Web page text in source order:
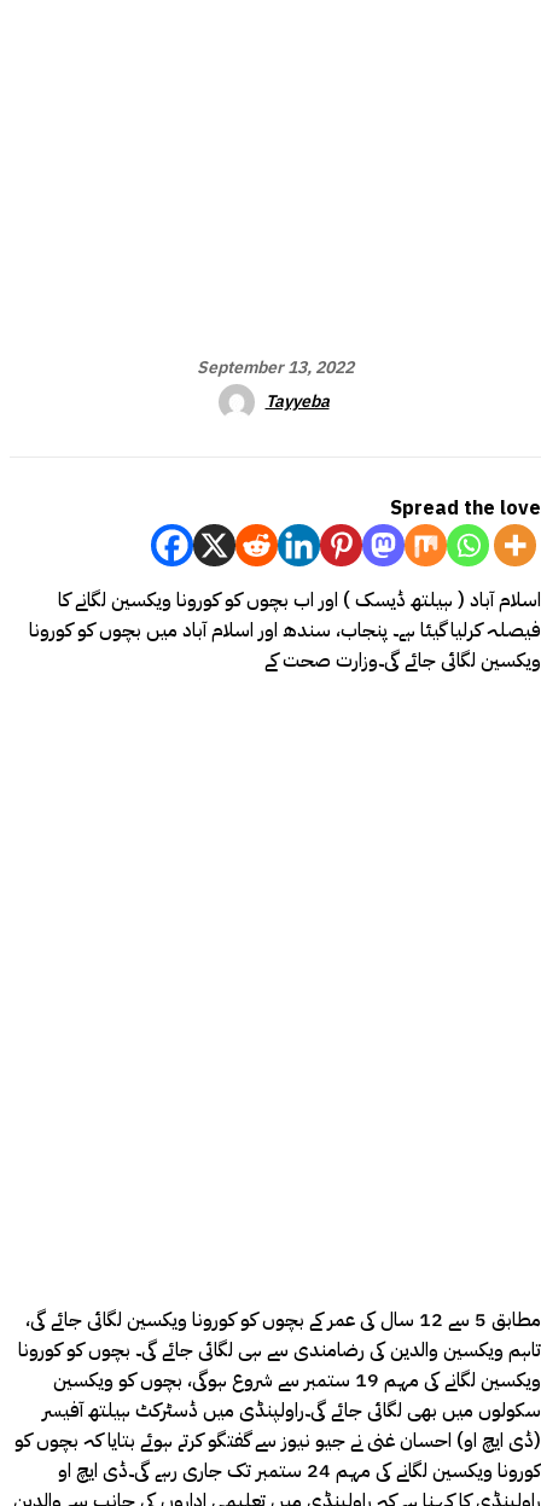
September 13, 2022
Tayyeba
Spread the love
اسلام آباد ( ہیلتھ ڈیسک ) اور اب بچوں کو کورونا ویکسین لگانے کا
فیصلہ کرلیا گیئا ہے۔ پنجاب، سندھ اور اسلام آباد میں بچوں کو کورونا
ویکسین لگائی جائے گی۔وزارت صحت کے
مطابق 5 سے 12 سال کی عمر کے بچوں کو کورونا ویکسین لگائی جائے گی،
تاہم ویکسین والدین کی رضامندی سے ہی لگائی جائے گی۔ بچوں کو کورونا
ویکسین لگانے کی مہم 19 ستمبر سے شروع ہوگی، بچوں کو ویکسین
سکولوں میں بھی لگائی جائے گی۔راولپنڈی میں ڈسٹرکٹ ہیلتھ آفیسر
(ڈی ایچ او) احسان غنی نے جیو نیوز سے گفتگو کرتے ہوئے بتایا کہ بچوں کو
کورونا ویکسین لگانے کی مہم 24 ستمبر تک جاری رہے گی۔ڈی ایچ او